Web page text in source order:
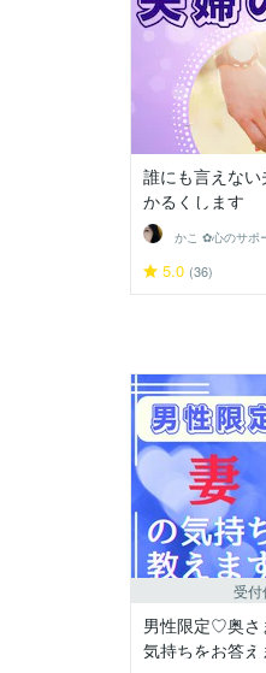
誰にも言えな
かるくします
かこ ✿心のサポ
5.0 (36)
受付
男性限定♡奥さ
気持ちをお答え